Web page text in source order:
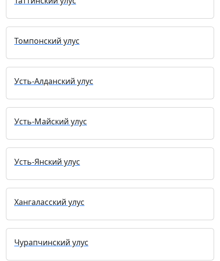
Томпонский улус
Усть-Алданский улус
Усть-Майский улус
Усть-Янский улус
Хангаласский улус
Чурапчинский улус